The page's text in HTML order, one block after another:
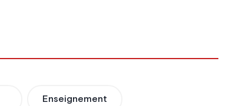
Enseignement